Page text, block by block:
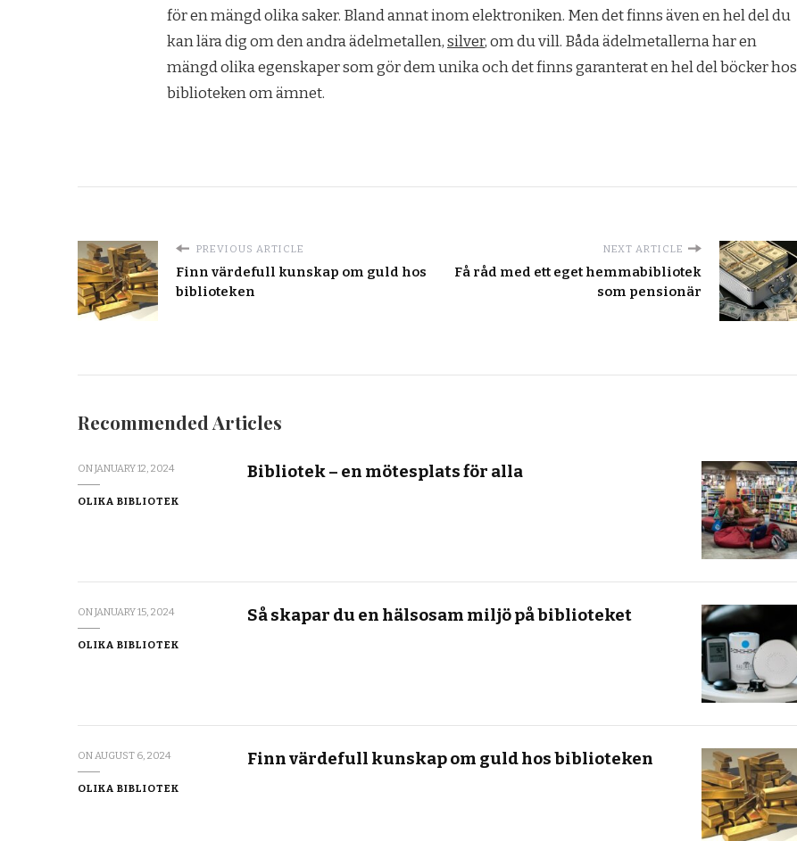
för en mängd olika saker. Bland annat inom elektroniken. Men det finns även en hel del du
kan lära dig om den andra ädelmetallen,silver, om du vill. Båda ädelmetallerna har en
mängd olika egenskaper som gör dem unika och det finns garanterat en hel del böcker hos
biblioteken om ämnet.
PREVIOUS ARTICLE
Finn värdefull kunskap om guld hos
biblioteken
NEXT ARTICLE
Få råd med ett eget hemmabibliotek
som pensionär
Recommended Articles
ONJANUARY 12, 2024
OLIKA BIBLIOTEK
Bibliotek – en mötesplats för alla
ONJANUARY 15, 2024
OLIKA BIBLIOTEK
Så skapar du en hälsosam miljö på biblioteket
ONAUGUST 6, 2024
OLIKA BIBLIOTEK
Finn värdefull kunskap om guld hos biblioteken